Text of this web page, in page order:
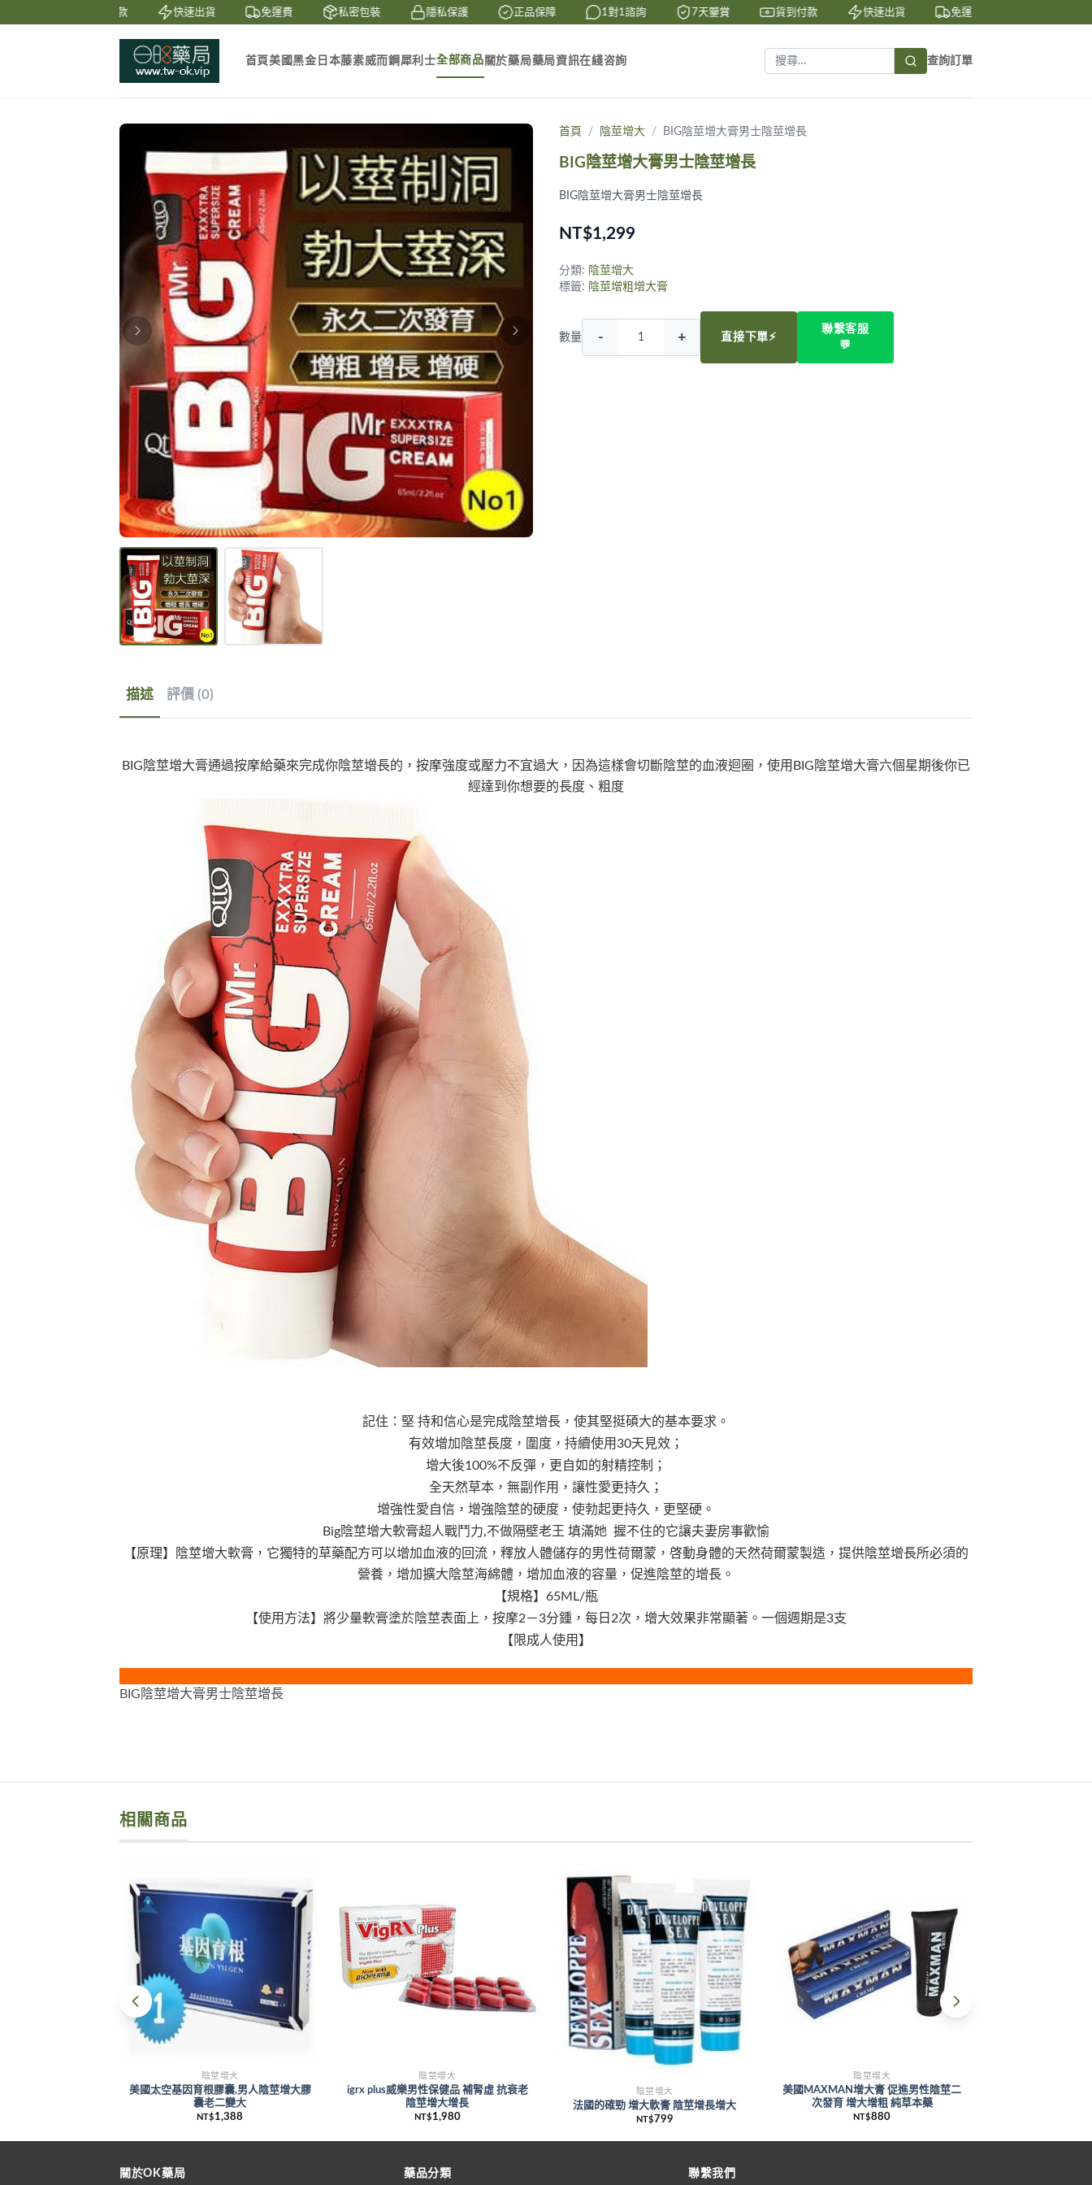
快速出貨 免運費 私密包裝 隱私保護 正品保障 1對1諮詢 7天鑒賞 貨到付款 快速出貨 免運費
首頁美國黑金 日本藤素威而鋼 犀利士全部商品 關於藥局藥局資訊在綫咨詢 查詢訂單
首頁 陰莖增大 BIG陰莖增大膏男士陰莖增長
BIG陰莖增大膏男士陰莖增長
BIG陰莖增大膏男士陰莖增長
NT$1,299
分類: 陰莖增大
標籤: 陰莖增粗增大膏
數量 - + 直接下單⚡
聯繫客服
💬
描述 評價 (0)
BIG陰莖增大膏通過按摩給藥來完成你陰莖增長的，按摩強度或壓力不宜過大，因為這樣會切斷陰莖的血液迴圈，使用BIG陰莖增大膏六個星期後你已
經達到你想要的長度、粗度
記住：堅 持和信心是完成陰莖增長，使其堅挺碩大的基本要求。
有效增加陰莖長度，圍度，持續使用30天見效；
增大後100%不反彈，更自如的射精控制；
全天然草本，無副作用，讓性愛更持久；
增強性愛自信，增強陰莖的硬度，使勃起更持久，更堅硬。
Big陰莖增大軟膏超人戰鬥力,不做隔壁老王 填滿她 握不住的它讓夫妻房事歡愉
【原理】陰莖增大軟膏，它獨特的草藥配方可以增加血液的回流，釋放人體儲存的男性荷爾蒙，啓動身體的天然荷爾蒙製造，提供陰莖增長所必須的
營養，增加擴大陰莖海綿體，增加血液的容量，促進陰莖的增長。
【規格】65ML/瓶
【使用方法】將少量軟膏塗於陰莖表面上，按摩2－3分鍾，每日2次，增大效果非常顯著。一個週期是3支
【限成人使用】
BIG陰莖增大膏男士陰莖增長
相關商品
陰莖增大
美國太空基因育根膠囊,男人陰莖增大膠
囊老二變大
NT$1,388
陰莖增大
igrx plus威樂男性保健品 補腎虛 抗衰老
陰莖增大增長
NT$ 1,980
陰莖增大
法國的確勁 增大軟膏 陰莖增長增大
NT$ 799
陰莖增大
美國MAXMAN增大膏 促進男性陰莖二
次發育 增大增粗 純草本藥
NT$880
關於OK藥局 藥品分類 聯繫我們